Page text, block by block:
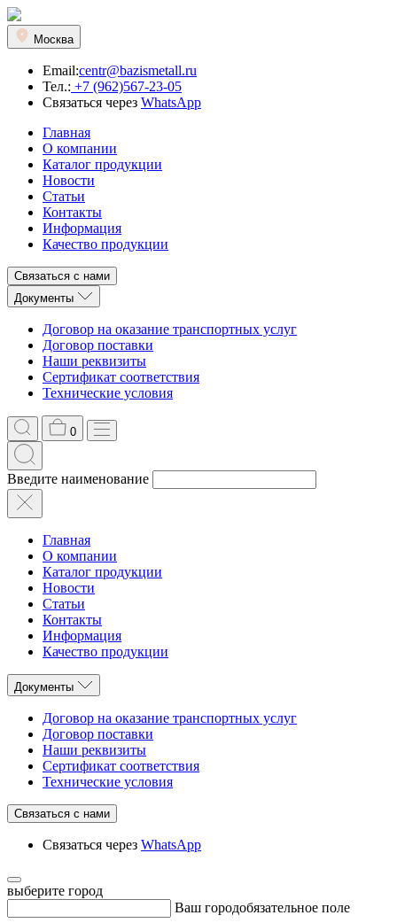
Москва
Email:centr@bazismetall.ru
Тел.: +7 (962)567-23-05
Связаться через WhatsApp
Главная
О компании
Каталог продукции
Новости
Статьи
Контакты
Информация
Качество продукции
Связаться с нами
Документы
Договор на оказание транспортных услуг
Договор поставки
Наши реквизиты
Сертификат соответствия
Технические условия
0
Введите наименование
Главная
О компании
Каталог продукции
Новости
Статьи
Контакты
Информация
Качество продукции
Документы
Договор на оказание транспортных услуг
Договор поставки
Наши реквизиты
Сертификат соответствия
Технические условия
Связаться с нами
Связаться через WhatsApp
выберите город
Ваш городобязательное поле